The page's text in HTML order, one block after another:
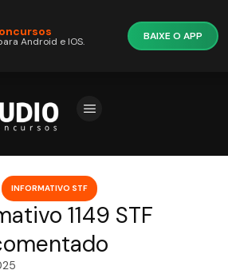
INFORMATIVO STF
1149 STF
Android e IOS. BAIXE O APP